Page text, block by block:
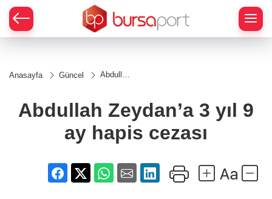
Anasayfa Güncel
Abdullah
ay hapis
cezası
Abdullah Zeydan’a 3 yıl 9
ay hapis cezası